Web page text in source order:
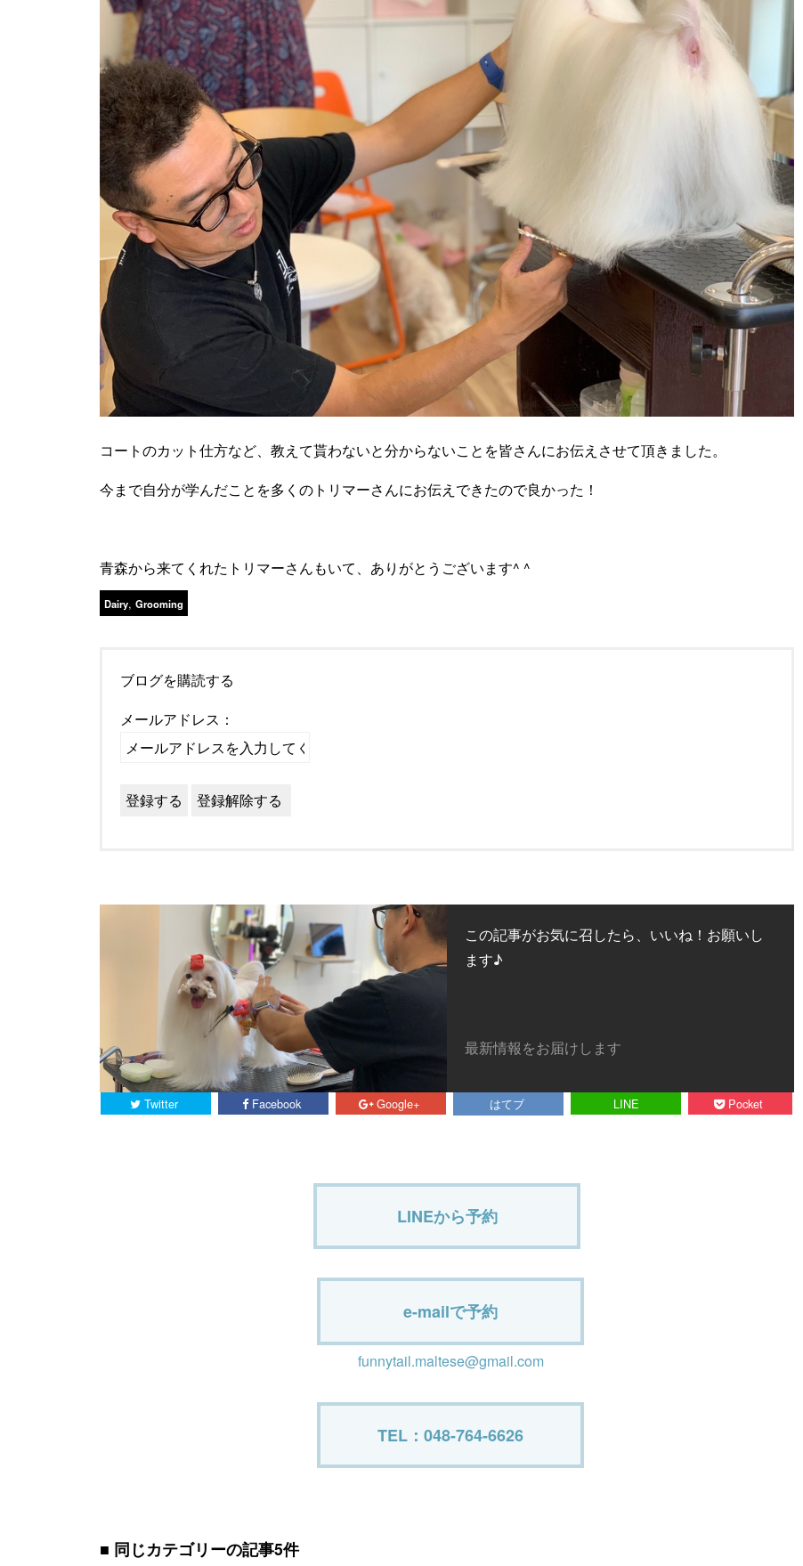
コートのカット仕方など、教えて貰わないと分からないことを皆さんにお伝えさせて頂きました。
今まで自分が学んだことを多くのトリマーさんにお伝えできたので良かった！
青森から来てくれたトリマーさんもいて、ありがとうございます^ ^
Dairy, Grooming
ブログを購読する
メールアドレス：
この記事がお気に召したら、いいね！お願いし
ます♪
最新情報をお届けします
Twitter Facebook Google+ はてブ LINE Pocket
LINEから予約
e-mailで予約
funnytail.maltese@gmail.com
TEL：048-764-6626
同じカテゴリーの記事5件